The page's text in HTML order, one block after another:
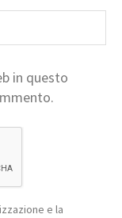
in questo
e la